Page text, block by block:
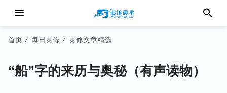
首页 / 每日灵修 / 灵修文章精选
“船”字的来历与奥秘（有声读物）